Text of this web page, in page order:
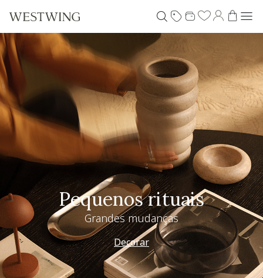
Pequenos rituais
Grandes mudanças
Decorar